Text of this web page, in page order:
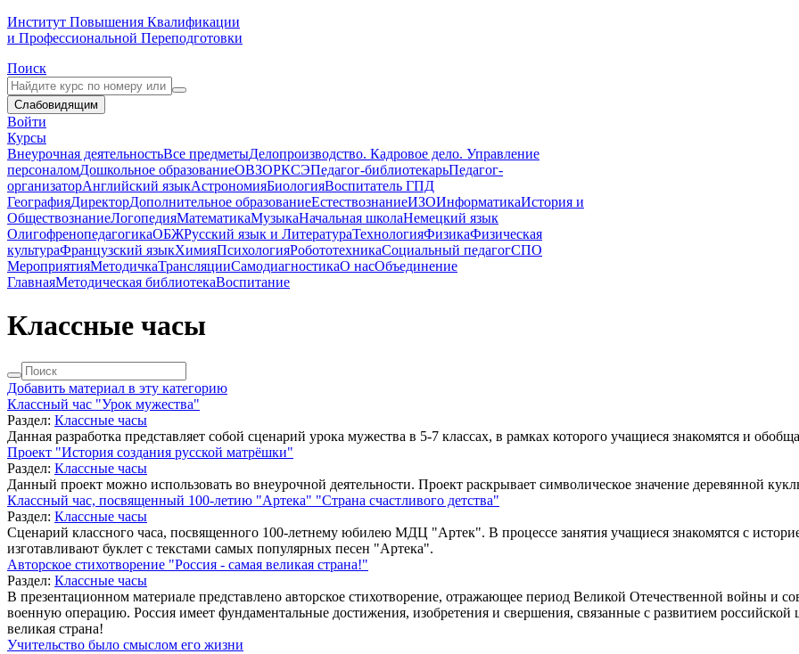
Институт Повышения Квалификации
и Профессиональной Переподготовки
Поиск
Слабовидящим
Войти
Курсы
Внеурочная деятельностьВсе предметыДелопроизводство. Кадровое дело. Управление
персоналомДошкольное образованиеОВЗОРКСЭПедагог-библиотекарьПедагог-
организаторАнглийский языкАстрономияБиологияВоспитатель ГПД
ГеографияДиректорДополнительное образованиеЕстествознаниеИЗОИнформатикаИстория и
ОбществознаниеЛогопедияМатематикаМузыкаНачальная школаНемецкий язык
ОлигофренопедагогикаОБЖРусский язык и ЛитератураТехнологияФизикаФизическая
культураФранцузский языкХимияПсихологияРобототехникаСоциальный педагогСПО
МероприятияМетодичкаТрансляцииСамодиагностикаО насОбъединение
ГлавнаяМетодическая библиотекаВоспитание
Классные часы
Добавить материал в эту категорию
Классный час "Урок мужества"
Раздел: Классные часы
Данная разработка представляет собой сценарий урока мужества в 5-7 классах, в рамках которого учащиеся знакомятся и
Проект "История создания русской матрёшки"
Раздел: Классные часы
Данный проект можно использовать во внеурочной деятельности. Проект раскрывает символическое значение деревянной
Классный час, посвященный 100-летию "Артека" "Страна счастливого детства"
Раздел: Классные часы
Сценарий классного часа, посвященного 100-летнему юбилею МДЦ "Артек". В процессе занятия учащиеся знакомятся с
изготавливают буклет с текстами самых популярных песен "Артека".
Авторское стихотворение "Россия - самая великая страна!"
Раздел: Классные часы
В презентационном материале представлено авторское стихотворение, отражающее период Великой Отечественной войны и
военную операцию. Россия имеет фундаментальные достижения, изобретения и свершения, связанные с развитием
великая страна!
Учительство было смыслом его жизни